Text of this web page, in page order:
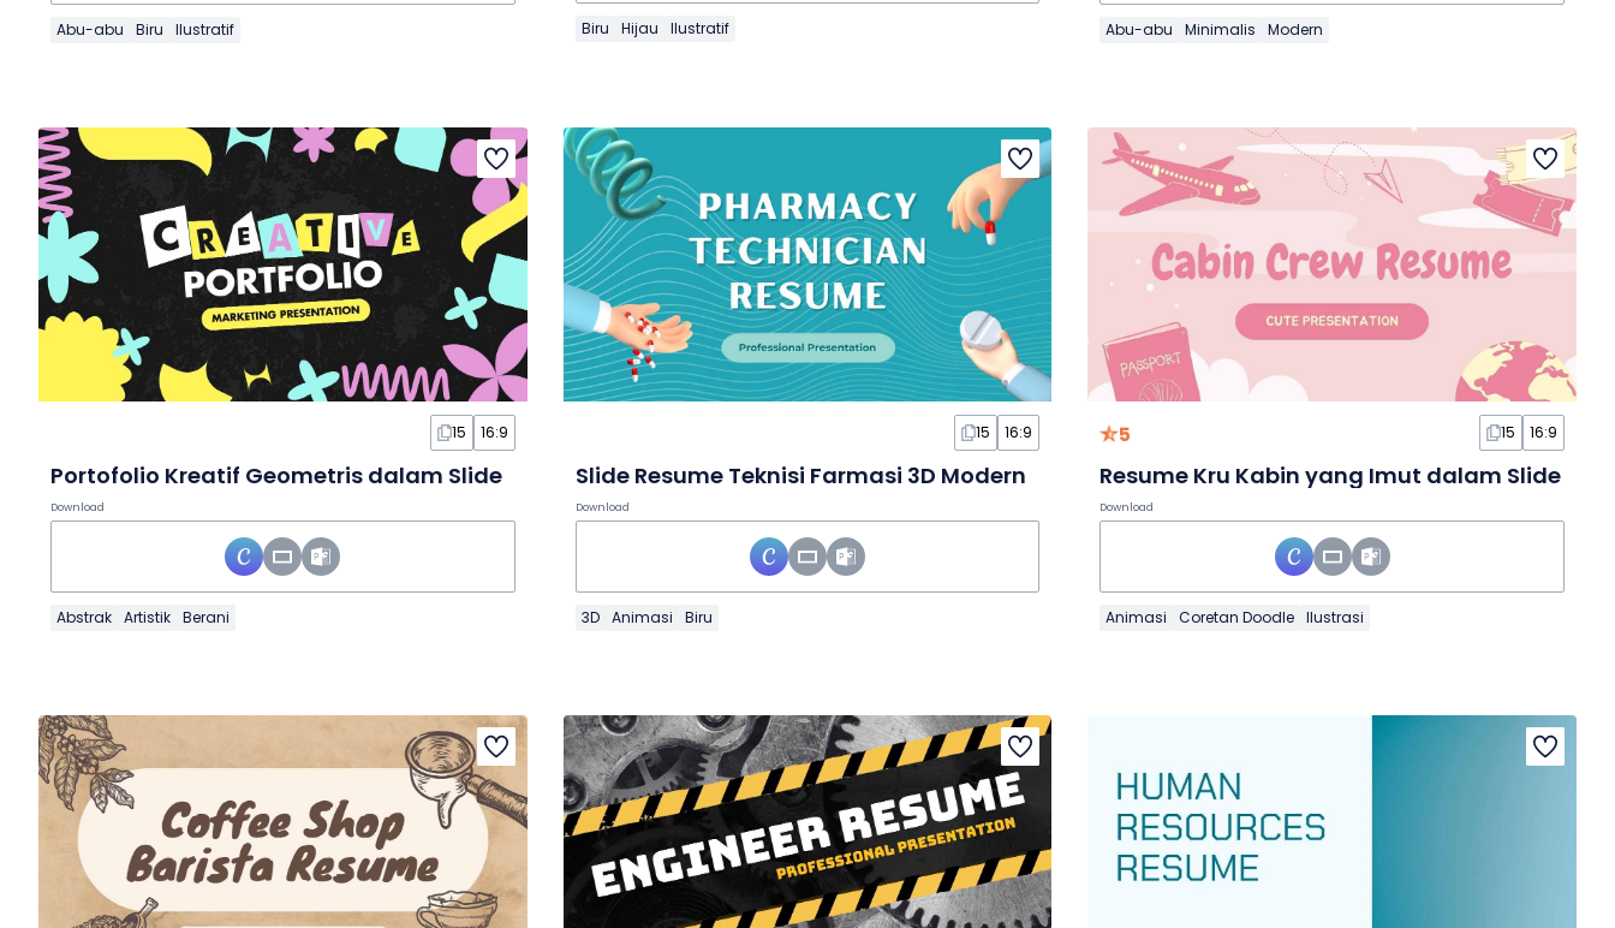
Abu-abu Biru Ilustratif Biru Hijau Ilustratif Abu-abu Minimalis Modern
15 16:9
Portofolio Kreatif Geometris dalam Slide
Download
Abstrak Artistik Berani
15 16:9
Slide Resume Teknisi Farmasi 3D Modern
Download
3D Animasi Biru
5 15 16:9
Resume Kru Kabin yang Imut dalam Slide
Download
Animasi Coretan Doodle Ilustrasi